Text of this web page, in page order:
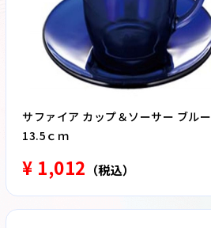
サファイア カップ＆ソーサー ブルー
13.5ｃｍ
¥ 1,012 （税込）